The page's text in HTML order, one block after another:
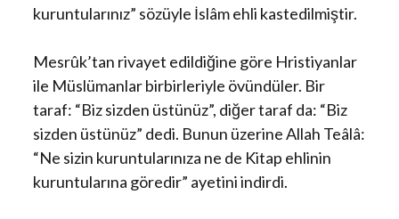
kuruntularınız” sözüyle İslâm ehli kastedilmiştir.
Mesrûk’tan rivayet edildiğine göre Hristiyanlar
ile Müslümanlar birbirleriyle övündüler. Bir
taraf: “Biz sizden üstünüz”, diğer taraf da: “Biz
sizden üstünüz” dedi. Bunun üzerine Allah Teâlâ:
“Ne sizin kuruntularınıza ne de Kitap ehlinin
kuruntularına göredir” ayetini indirdi.